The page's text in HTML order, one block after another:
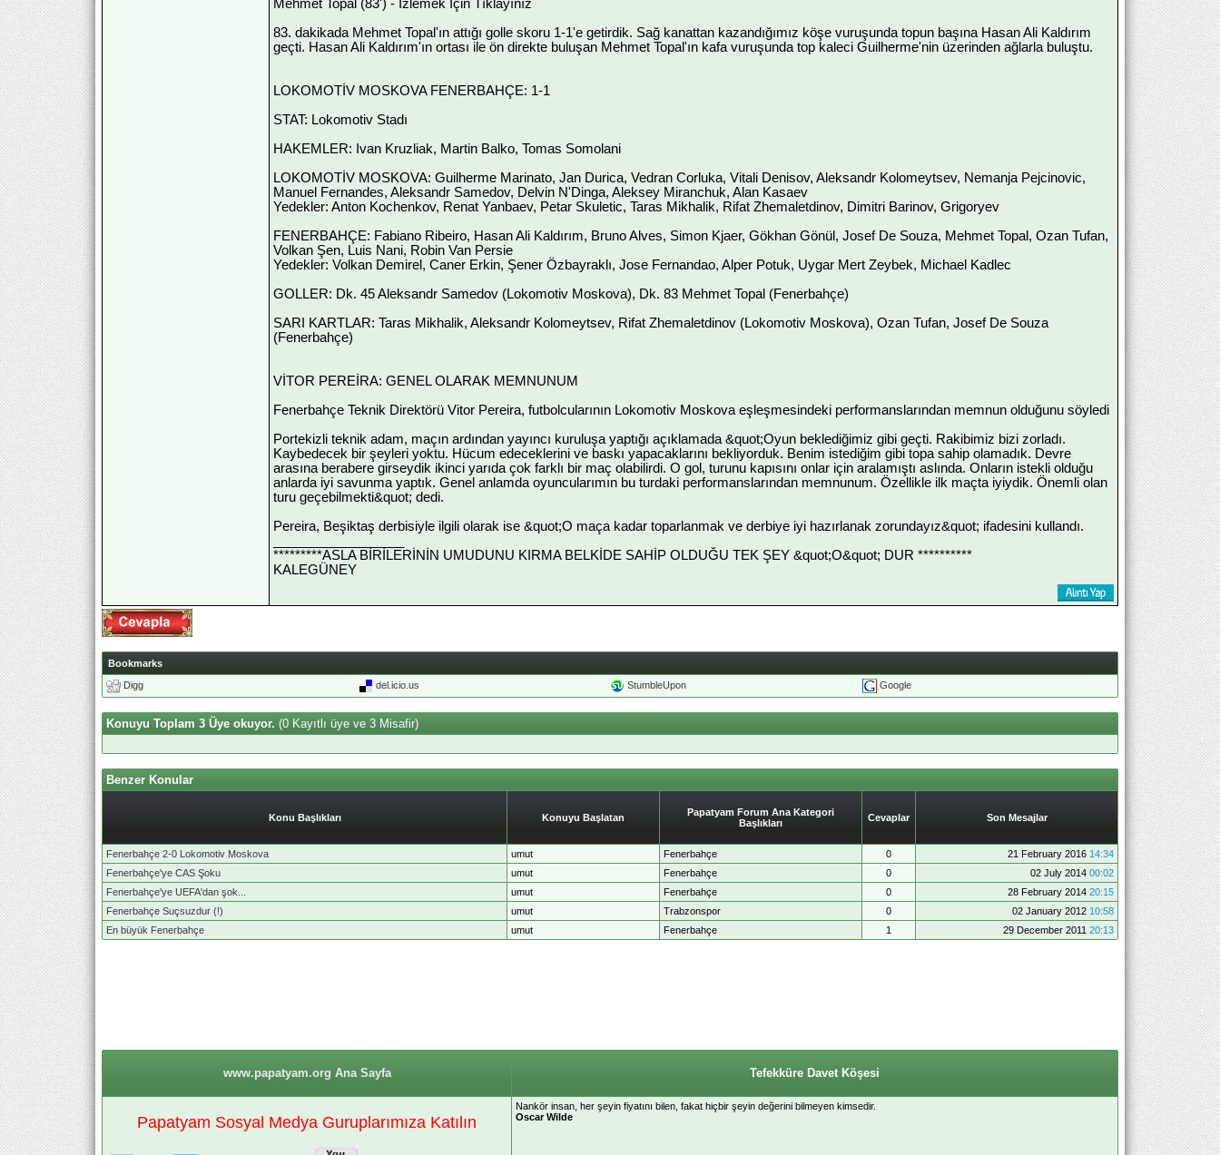
Mehmet Topal (83') - İzlemek İçin Tıklayınız
83. dakikada Mehmet Topal'ın attığı golle skoru 1-1'e getirdik. Sağ kanattan kazandığımız köşe vuruşunda topun başına Hasan Ali Kaldırım
geçti. Hasan Ali Kaldırım'ın ortası ile ön direkte buluşan Mehmet Topal'ın kafa vuruşunda top kaleci Guilherme'nin üzerinden ağlarla buluştu.
LOKOMOTİV MOSKOVA FENERBAHÇE: 1-1
STAT: Lokomotiv Stadı
HAKEMLER: Ivan Kruzliak, Martin Balko, Tomas Somolani
LOKOMOTİV MOSKOVA: Guilherme Marinato, Jan Durica, Vedran Corluka, Vitali Denisov, Aleksandr Kolomeytsev, Nemanja Pejcinovic,
Manuel Fernandes, Aleksandr Samedov, Delvin N'Dinga, Aleksey Miranchuk, Alan Kasaev
Yedekler: Anton Kochenkov, Renat Yanbaev, Petar Skuletic, Taras Mikhalik, Rifat Zhemaletdinov, Dimitri Barinov, Grigoryev
FENERBAHÇE: Fabiano Ribeiro, Hasan Ali Kaldırım, Bruno Alves, Simon Kjaer, Gökhan Gönül, Josef De Souza, Mehmet Topal, Ozan Tufan,
Volkan Şen, Luis Nani, Robin Van Persie
Yedekler: Volkan Demirel, Caner Erkin, Şener Özbayraklı, Jose Fernandao, Alper Potuk, Uygar Mert Zeybek, Michael Kadlec
GOLLER: Dk. 45 Aleksandr Samedov (Lokomotiv Moskova), Dk. 83 Mehmet Topal (Fenerbahçe)
SARI KARTLAR: Taras Mikhalik, Aleksandr Kolomeytsev, Rifat Zhemaletdinov (Lokomotiv Moskova), Ozan Tufan, Josef De Souza
(Fenerbahçe)
VİTOR PEREİRA: GENEL OLARAK MEMNUNUM
Fenerbahçe Teknik Direktörü Vitor Pereira, futbolcularının Lokomotiv Moskova eşleşmesindeki performanslarından memnun olduğunu söyledi
Portekizli teknik adam, maçın ardından yayıncı kuruluşa yaptığı açıklamada &quot;Oyun beklediğimiz gibi geçti. Rakibimiz bizi zorladı.
Kaybedecek bir şeyleri yoktu. Hücum edeceklerini ve baskı yapacaklarını bekliyorduk. Benim istediğim gibi topa sahip olamadık. Devre
arasına berabere girseydik ikinci yarıda çok farklı bir maç olabilirdi. O gol, turunu kapısını onlar için aralamıştı aslında. Onların istekli olduğu
anlarda iyi savunma yaptık. Genel anlamda oyuncularımın bu turdaki performanslarından memnunum. Özellikle ilk maçta iyiydik. Önemli olan
turu geçebilmekti&quot; dedi.
Pereira, Beşiktaş derbisiyle ilgili olarak ise &quot;O maça kadar toparlanmak ve derbiye iyi hazırlanak zorundayız&quot; ifadesini kullandı.
*********ASLA BİRİLERİNİN UMUDUNU KIRMA BELKİDE SAHİP OLDUĞU TEK ŞEY &quot;O&quot; DUR **********
KALEGÜNEY
Bookmarks
Digg
del.icio.us StumbleUpon Google
Konuyu Toplam 3 Üye okuyor. (0 Kayıtlı üye ve 3 Misafir)
Benzer Konular
Konu Başlıkları Konuyu Başlatan
Papatyam Forum Ana Kategori
Başlıkları
Cevaplar Son Mesajlar
Fenerbahçe 2-0 Lokomotiv Moskova umut Fenerbahçe 0 21 February 2016 14:34
Fenerbahçe'ye CAS Şoku
umut Fenerbahçe 0 02 July 2014 00:02
Fenerbahçe'ye UEFA'dan şok...
umut Fenerbahçe 0 28 February 2014 20:15
Fenerbahçe Suçsuzdur (!)
umut Trabzonspor 0 02 January 2012 10:58
En büyük Fenerbahçe
umut Fenerbahçe 1 29 December 2011 20:13
www.papatyam.org Ana Sayfa Tefekküre Davet Köşesi
Papatyam Sosyal Medya Guruplarımıza Katılın
Nankör insan, her şeyin fiyatını bilen, fakat hiçbir şeyin değerini bilmeyen kimsedir.
Oscar Wilde